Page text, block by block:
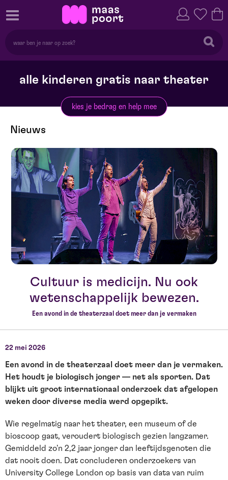
alle kinderen gratis naar theater
kies je bedrag en help mee
Nieuws
Cultuur is medicijn. Nu ook
wetenschappelijk bewezen.
Een avond in de theaterzaal doet meer dan je vermaken
22 mei 2026
Een avond in de theaterzaal doet meer dan je vermaken.
Het houdt je biologisch jonger — net als sporten. Dat
blijkt uit groot internationaal onderzoek dat afgelopen
weken door diverse media werd opgepikt.
Wie regelmatig naar het theater, een museum of de
bioscoop gaat, veroudert biologisch gezien langzamer.
Gemiddeld zo'n 2,2 jaar jonger dan leeftijdsgenoten die
dat nooit doen. Dat concluderen onderzoekers van
University College London op basis van data van ruim